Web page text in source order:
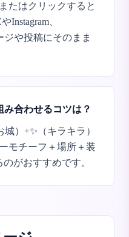
たはクリックすると
Instagram、
ジや投稿にそのまま
合わせるコツは？
）+✨（キラキラ）
モチーフ＋場所＋装
がおすすめです。